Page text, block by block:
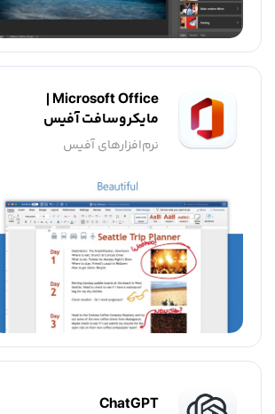
Microsoft Office |
مایکروسافت آفیس
نرم‌افزار‌های آفیس
ChatGPT